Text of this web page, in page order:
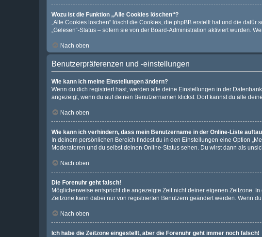
Wozu ist die Funktion „Alle Cookies löschen“?
„Alle Cookies löschen“ löscht die Cookies, die phpBB erstellt hat und die
„Gelesen“-Status – sofern sie von der Board-Administration aktiviert wurden.
Nach oben
Benutzerpräferenzen und -einstellungen
Wie kann ich meine Einstellungen ändern?
Wenn du dich registriert hast, werden alle deine Einstellungen in der
angezeigt, wenn du auf deinen Benutzernamen klickst. Dort kannst du alle
Nach oben
Wie kann ich verhindern, dass mein Benutzername in der Online-Liste
In deinem persönlichen Bereich findest du in den Einstellungen eine Option
Moderatoren und du selbst deinen Online-Status sehen. Du wirst dann als
Nach oben
Die Forenuhr geht falsch!
Möglicherweise entspricht die angezeigte Zeit nicht deiner eigenen Zeitzone.
Zeitzone kann dabei nur von registrierten Benutzern geändert werden. Wenn
Nach oben
Ich habe die Zeitzone eingestellt, aber die Forenuhr geht immer noch falsch!